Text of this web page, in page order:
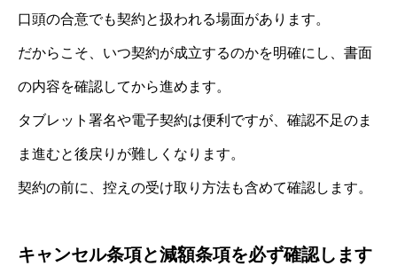
口頭の合意でも契約と扱われる場面があります。
だからこそ、いつ契約が成立するのかを明確にし、書面
の内容を確認してから進めます。
タブレット署名や電子契約は便利ですが、確認不足のま
ま進むと後戻りが難しくなります。
契約の前に、控えの受け取り方法も含めて確認します。
キャンセル条項と減額条項を必ず確認します